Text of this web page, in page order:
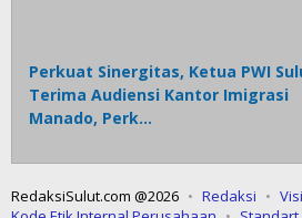
Perkuat Sinergitas, Ketua PWI
Terima Audiensi Kantor Imigrasi
Manado, Perk…
RedaksiSulut.com @2026 Redaksi